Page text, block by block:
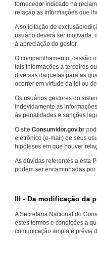
fornecedor indicado na
relação as informações que
A solicitação de exclusão/
usuário deverá ser motivada,
à apreciação do gestor.
O compartilhamento, cessão
tais informações a terceiros
diversas daquelas para as
ocorrer em virtude da lei ou
Os usuários gestores do
indevidamente as
às penalidades e sanções
O site Consumidor.gov.br
eletrônico (e-mail) de seus
hipóteses em que houver
As dúvidas referentes a esta
podem ser encaminhadas por
III - Da modificação da
A Secretaria Nacional do
estes termos e condições a
comunicação ampla e prévia